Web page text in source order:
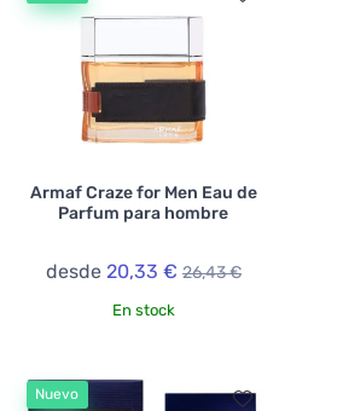
Armaf Craze for Men Eau de
Parfum para hombre
desde 20,33 € 26,43 €
En stock
Nuevo